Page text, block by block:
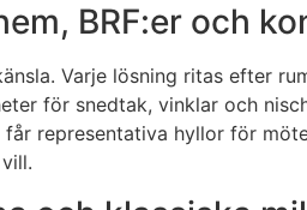
BRF:er och
Varje lösning ritas efter
för snedtak, vinklar och
representativa hyllor för